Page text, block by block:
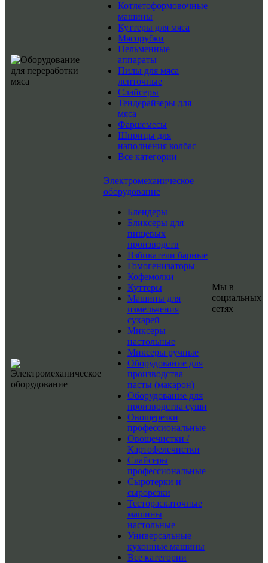
Котлетоформовочные
машины
Куттеры для мяса
Мясорубки
Пельменные
аппараты
Пилы для мяса
ленточные
Слайсеры
Тендерайзеры для
мяса
Фаршемесы
Шприцы для
наполнения колбас
Все категории
Электромеханическое
оборудование
Блендеры
Бликсеры для
пищевых
производств
Взбиватели барные
Гомогенизаторы
Кофемолки
Куттеры
Машины для
измельчения
сухарей
Миксеры
настольные
Миксеры ручные
Оборудование для
производства
пасты (макарон)
Оборудование для
производства суши
Овощерезки
профессиональные
Овощечистки /
Картофелечистки
Слайсеры
профессиональные
Сыротерки и
сырорезки
Тестораскаточные
машины
настольные
Универсальные
кухонные машины
Все категории
Мы в
социальных
сетях